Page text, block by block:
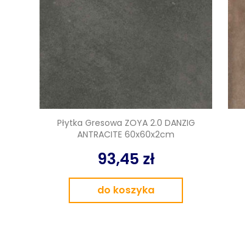
Płytka Gresowa ZOYA 2.0 DANZIG
ANTRACITE 60x60x2cm
93,45 zł
do koszyka